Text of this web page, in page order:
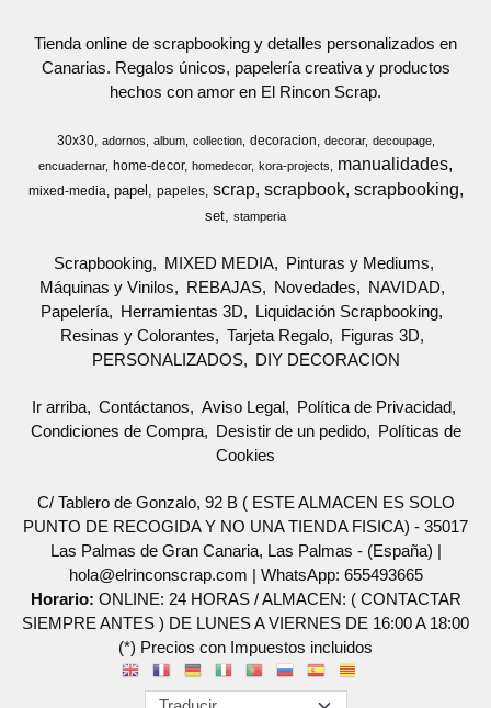
Tienda online de scrapbooking y detalles personalizados en
Canarias. Regalos únicos, papelería creativa y productos
hechos con amor en El Rincon Scrap.
30x30 adornos album collection decoracion decorar
decoupage
encuadernar
home-decor homedecor kora-projects manualidades
mixed-media papel papeles scrap scrapbook scrapbooking
set stamperia
Scrapbooking MIXED MEDIA
Pinturas y Mediums
Máquinas y Vinilos
REBAJAS Novedades
NAVIDAD
Papelería
Herramientas 3D
Liquidación Scrapbooking
Resinas y Colorantes
Tarjeta Regalo
Figuras 3D
PERSONALIZADOS
DIY DECORACION
Ir arriba Contáctanos Aviso Legal
Política de Privacidad
Condiciones de Compra
Desistir de un pedido
Políticas de
Cookies
C/ Tablero de Gonzalo, 92 B ( ESTE ALMACEN ES SOLO
PUNTO DE RECOGIDA Y NO UNA TIENDA FISICA) - 35017
Las Palmas de Gran Canaria, Las Palmas - (España) |
hola@elrinconscrap.com | WhatsApp: 655493665
Horario: ONLINE: 24 HORAS / ALMACEN: ( CONTACTAR
SIEMPRE ANTES ) DE LUNES A VIERNES DE 16:00 A 18:00
(*) Precios con Impuestos incluidos